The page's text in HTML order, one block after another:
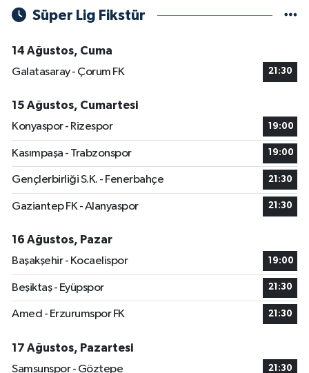
Süper Lig Fikstür
14 Ağustos, Cuma
Galatasaray - Çorum FK
21:30
15 Ağustos, Cumartesi
Konyaspor - Rizespor
19:00
Kasımpaşa - Trabzonspor 19:00
Gençlerbirliği S.K. - Fenerbahçe 21:30
Gaziantep FK - Alanyaspor 21:30
16 Ağustos, Pazar
Başakşehir - Kocaelispor
19:00
Beşiktaş - Eyüpspor 21:30
Amed - Erzurumspor FK 21:30
17 Ağustos, Pazartesi
Samsunspor - Göztepe
21:30